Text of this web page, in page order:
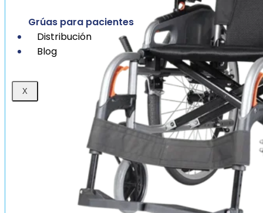
Grúas para pacientes
Distribución
Blog
X